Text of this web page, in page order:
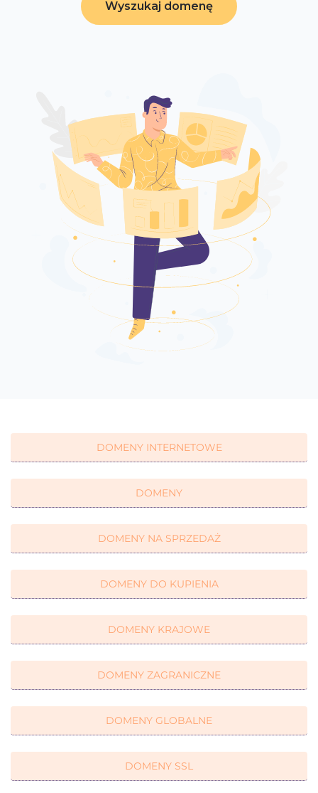
Wyszukaj domenę
DOMENY INTERNETOWE
DOMENY
DOMENY NA SPRZEDAŻ
DOMENY DO KUPIENIA
DOMENY KRAJOWE
DOMENY ZAGRANICZNE
DOMENY GLOBALNE
DOMENY SSL